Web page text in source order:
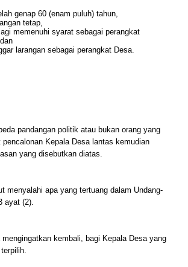
genap 60 (enam puluh) tahun,
tetap,
memenuhi syarat sebagai perangkat
larangan sebagai perangkat Desa.
pandangan politik atau bukan orang yang
Kepala Desa lantas kemudian
yang disebutkan diatas.
menyalahi apa yang tertuang dalam Undang-
ayat (2).
kembali, bagi Kepala Desa yang